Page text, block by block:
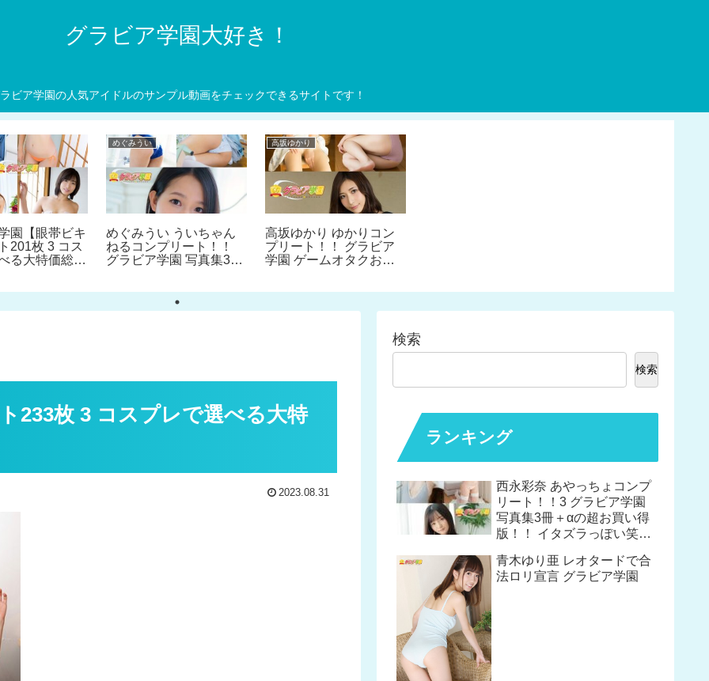
グラビア学園大好き！
ビア学園の人気アイドルのサンプル動画をチェックできるサイトです！
園【眼帯ビキ
201枚 3 コス
る大特価総集
めぐみうい
めぐみうい ういちゃん
ねるコンプリート！！
グラビア学園 写真集3冊
エチな密室エクササイ
ズ！？
高坂ゆかり
高坂ゆかり ゆかりコン
プリート！！ グラビア
学園 ゲームオタクお姉
233枚 3 コスプレで選べる大特
2023.08.31
検索
検索
ランキング
西永彩奈 あやっちょコンプ
リート！！3 グラビア学園
写真集3冊＋αの超お買い得
版！！ イタズラっぽい笑顔
ぽい体つきになりました！
青木ゆり亜 レオタードで合
法ロリ宣言 グラビア学園